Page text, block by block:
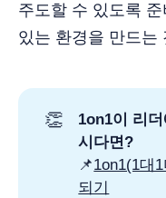
주도할 수 있도록
있는 환경을 만드는
👏
1on1이 리
시다면?
📌1on1(1대
되기